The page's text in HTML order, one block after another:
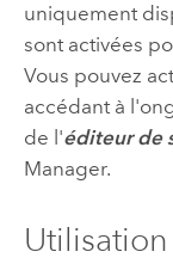
uniquement
sont activées
Vous pouvez
accédant à
de l'éditeur de
Manager.